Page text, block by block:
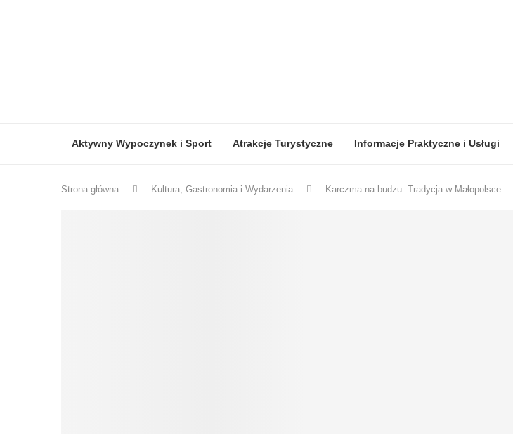
Aktywny Wypoczynek i Sport Atrakcje Turystyczne Informacje Praktyczne i Usługi
Strona główna Kultura, Gastronomia i Wydarzenia Karczma na budzu: Tradycja w Małopolsce